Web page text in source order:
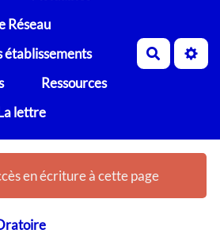
Réseau
établissements
Ressources
lettre
en écriture à cette page